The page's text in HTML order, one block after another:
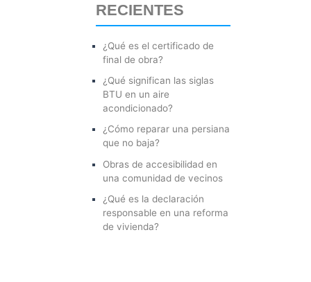
p
RECIENTES
¿Qué es el certificado de
final de obra?
¿Qué significan las siglas
BTU en un aire
acondicionado?
¿Cómo reparar una persiana
que no baja?
Obras de accesibilidad en
una comunidad de vecinos
¿Qué es la declaración
responsable en una reforma
de vivienda?